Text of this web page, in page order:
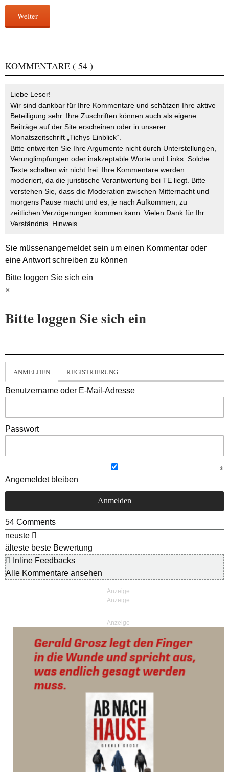
Weiter
KOMMENTARE ( 54 )
Liebe Leser!
Wir sind dankbar für Ihre Kommentare und schätzen Ihre aktive
Beteiligung sehr. Ihre Zuschriften können auch als eigene
Beiträge auf der Site erscheinen oder in unserer
Monatszeitschrift „Tichys Einblick“.
Bitte entwerten Sie Ihre Argumente nicht durch Unterstellungen,
Verunglimpfungen oder inakzeptable Worte und Links. Solche
Texte schalten wir nicht frei. Ihre Kommentare werden
moderiert, da die juristische Verantwortung bei TE liegt. Bitte
verstehen Sie, dass die Moderation zwischen Mitternacht und
morgens Pause macht und es, je nach Aufkommen, zu
zeitlichen Verzögerungen kommen kann. Vielen Dank für Ihr
Verständnis. Hinweis
Sie müssenangemeldetsein um einen Kommentar oder
eine Antwort schreiben zu können
Bitte loggen Sie sich ein
×
Bitte loggen Sie sich ein
ANMELDEN REGISTRIERUNG
Benutzername oder E-Mail-Adresse
Passwort
Angemeldet bleiben
54 Comments
neuste
älteste beste Bewertung
Inline Feedbacks
Alle Kommentare ansehen
Anzeige